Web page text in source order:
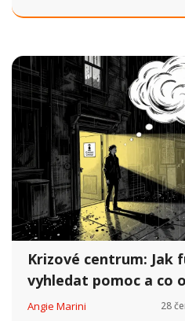
Krizové centrum: Jak
vyhledat pomoc a co
Angie Marini 28